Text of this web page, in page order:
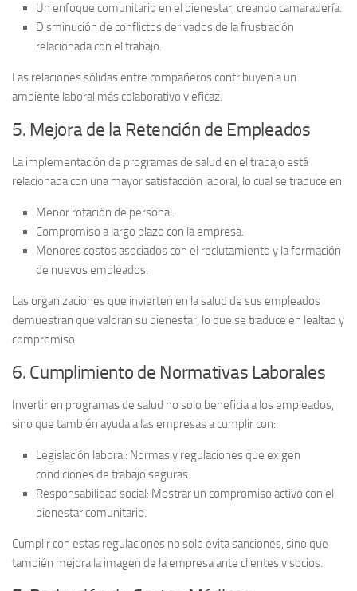
Un enfoque comunitario en el bienestar, creando camaradería.
Disminución de conflictos derivados de la frustración
relacionada con el trabajo.
Las relaciones sólidas entre compañeros contribuyen a un
ambiente laboral más colaborativo y eficaz.
5. Mejora de la Retención de Empleados
La implementación de programas de salud en el trabajo está
relacionada con una mayor satisfacción laboral, lo cual se traduce en:
Menor rotación de personal.
Compromiso a largo plazo con la empresa.
Menores costos asociados con el reclutamiento y la formación
de nuevos empleados.
Las organizaciones que invierten en la salud de sus empleados
demuestran que valoran su bienestar, lo que se traduce en lealtad y
compromiso.
6. Cumplimiento de Normativas Laborales
Invertir en programas de salud no solo beneficia a los empleados,
sino que también ayuda a las empresas a cumplir con:
Legislación laboral: Normas y regulaciones que exigen
condiciones de trabajo seguras.
Responsabilidad social: Mostrar un compromiso activo con el
bienestar comunitario.
Cumplir con estas regulaciones no solo evita sanciones, sino que
también mejora la imagen de la empresa ante clientes y socios.